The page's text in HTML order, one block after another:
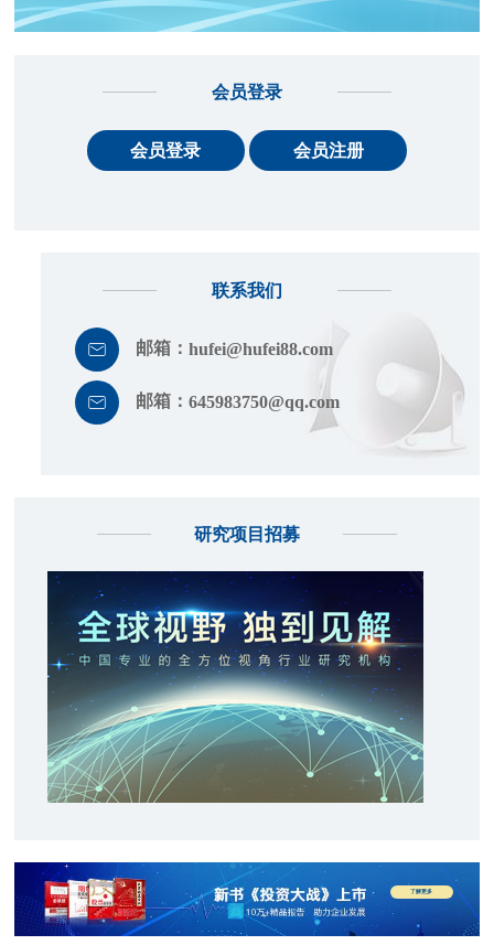
会员登录
会员登录 会员注册
联系我们
邮箱：hufei@hufei88.com
邮箱：645983750@qq.com
研究项目招募
了解更多